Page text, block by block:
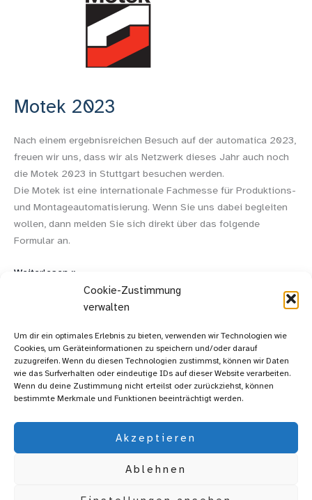
Cookie-Zustimmung
verwalten
Um dir ein optimales Erlebnis zu bieten, verwenden wir Technologien wie
Cookies, um Geräteinformationen zu speichern und/oder darauf
zuzugreifen. Wenn du diesen Technologien zustimmst, können wir Daten
wie das Surfverhalten oder eindeutige IDs auf dieser Website verarbeiten.
Wenn du deine Zustimmung nicht erteilst oder zurückziehst, können
bestimmte Merkmale und Funktionen beeinträchtigt werden.
Akzeptieren
Ablehnen
Motek 2023
Nach einem ergebnisreichen Besuch auf der automatica 2023,
freuen wir uns, dass wir als Netzwerk dieses Jahr auch noch
die Motek 2023 in Stuttgart besuchen werden.
Die Motek ist eine internationale Fachmesse für Produktions-
und Montageautomatisierung. Wenn Sie uns dabei begleiten
wollen, dann melden Sie sich direkt über das folgende
Formular an.
Weiterlesen »
1 2 Weiter→
Impressum | Datenschutz